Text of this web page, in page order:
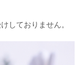
しておりません。